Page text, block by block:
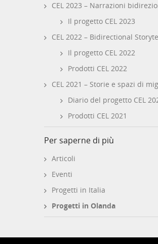
CEL 2023 – Narrazioni
Il progetto CEL 2023
CEL 2022 – Bidirectional
Il progetto CEL 2022
Prodotti CEL 2022
CEL 2021 – Storie e spazi di
Diario del progetto CEL
Prodotti CEL 2021
Per saperne di più
Articoli
Eventi
Progetti in Italia
Progetti in Olanda